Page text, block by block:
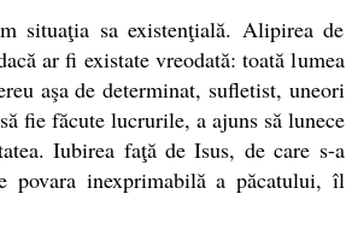
situaţia sa existenţială. Alipirea de
ar fi existate vreodată: toată lumea
aşa de determinat, sufletist, uneori
fie făcute lucrurile, a ajuns să lunece
Iubirea faţă de Isus, de care s-a
inexprimabilă a păcatului, îl